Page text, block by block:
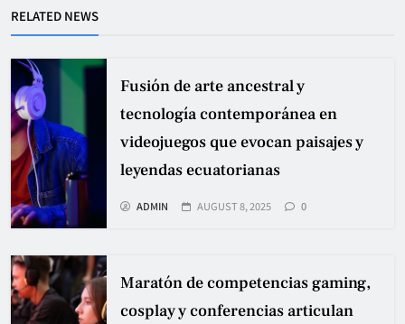
RELATED NEWS
Fusión de arte ancestral y
tecnología contemporánea en
videojuegos que evocan paisajes y
leyendas ecuatorianas
ADMIN AUGUST 8, 2025 0
Maratón de competencias gaming,
cosplay y conferencias articulan